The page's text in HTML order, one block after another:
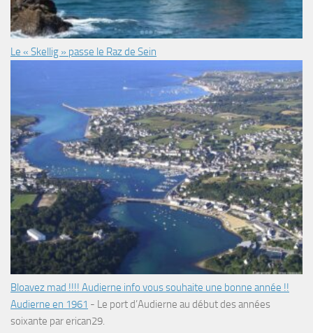
Le « Skellig » passe le Raz de Sein
Bloavez mad !!!! Audierne info vous souhaite une bonne année !!
Audierne en 1961 - Le port d’Audierne au début des années
soixante par erican29.